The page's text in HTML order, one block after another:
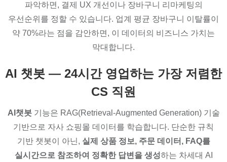
파악하면, 결제 UX 개선이나 장바구니 리마케팅의
우선순위를 정할 수 있습니다. 업계 평균 장바구니 이탈률이
약 70%라는 점을 감안하면, 이 데이터의 비즈니스 가치는
막대합니다.
AI 챗봇 — 24시간 영업하는 가장 저렴한
CS 직원
AI챗봇기능은 RAG(Retrieval-Augmented Generation) 기술
기반으로 자사 쇼핑몰 데이터를 학습합니다. 단순한 규칙
기반 챗봇이 아닌, 실제 상품 정보, 주문 데이터, FAQ를
실시간으로 참조하여 정확한 답변을 생성하는 차세대 AI